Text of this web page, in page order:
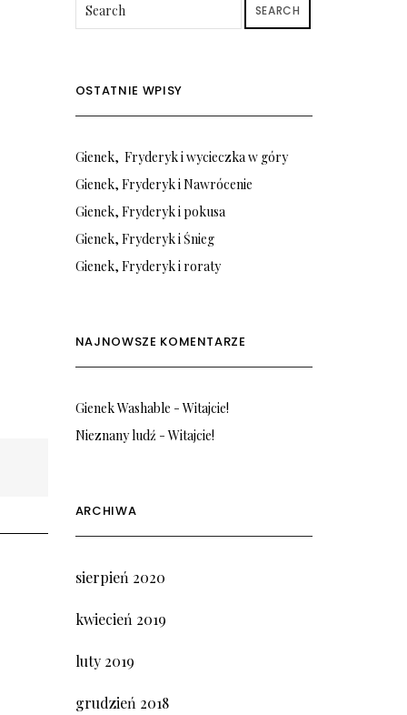
SEARCH
OSTATNIE WPISY
Gienek, Fryderyk i wycieczka w góry
Gienek, Fryderyk i Nawrócenie
Gienek, Fryderyk i pokusa
Gienek, Fryderyk i Śnieg
Gienek, Fryderyk i roraty
NAJNOWSZE KOMENTARZE
Gienek Washable -Witajcie!
Nieznany ludź -Witajcie!
ARCHIWA
sierpień 2020
kwiecień 2019
luty 2019
grudzień 2018